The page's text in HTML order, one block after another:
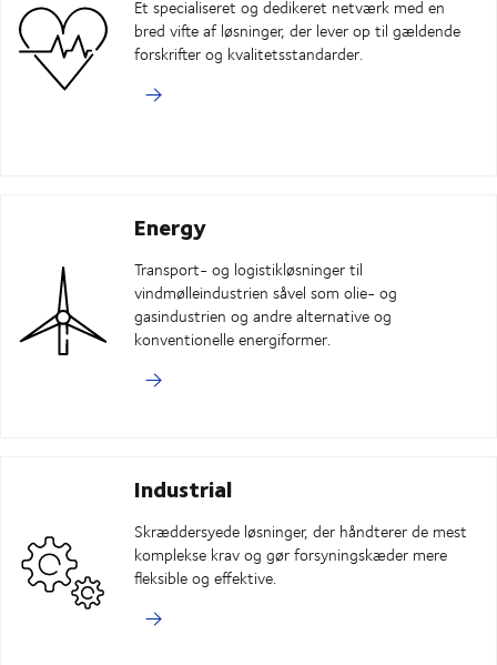
Et specialiseret og dedikeret netværk med en
bred vifte af løsninger, der lever op til gældende
forskrifter og kvalitetsstandarder.
Energy
Transport- og logistikløsninger til
vindmølleindustrien såvel som olie- og
gasindustrien og andre alternative og
konventionelle energiformer.
Industrial
Skræddersyede løsninger, der håndterer de mest
komplekse krav og gør forsyningskæder mere
fleksible og effektive.